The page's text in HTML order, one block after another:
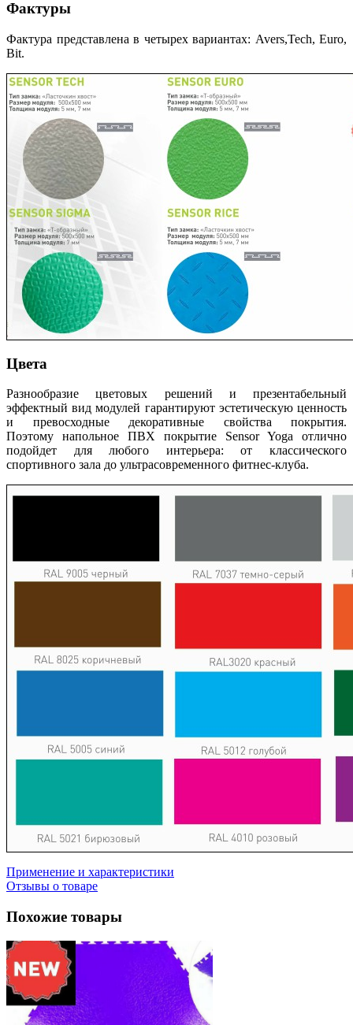
Фактуры
Фактура представлена в четырех вариантах: Avers,Tech, Euro,
Bit.
Цвета
Разнообразие цветовых решений и презентабельный
эффектный вид модулей гарантируют эстетическую ценность
и превосходные декоративные свойства покрытия.
Поэтому напольное ПВХ покрытие Sensor Yoga отлично
подойдет для любого интерьера: от классического
спортивного зала до ультрасовременного фитнес-клуба.
Применение и характеристики
Отзывы о товаре
Похожие товары